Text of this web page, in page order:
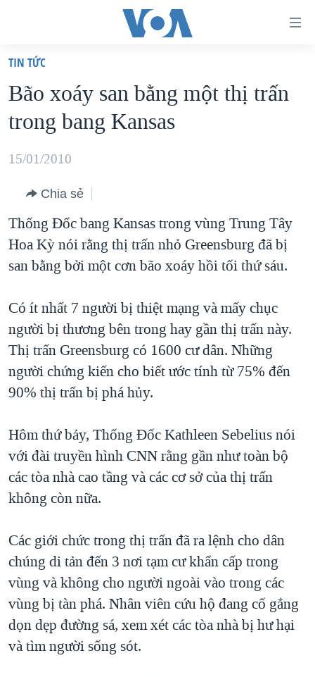
truy
cập
Tới
dung
chính
điều
hướng
chính
tới
"Tìm"
VIỆT NAM
HOA KỲ
BIỂN ĐÔNG
BLOG
DIỄN ĐÀN
MỤC
VẠCH TRẦN TIN GIẢ
NGƯỜI VIỆT HẢI NGOẠI
ĐỜI SỐNG
SỨC KHOẺ
VĂN HOÁ
THỂ THAO
GIÁO DỤC
CHUYÊN ĐỀ
CHIẾN TRANH THƯƠNG MẠI CỦA MỸ: QUÁ KHỨ VÀ HIỆN
HÀNH TRÌNH BẦU CỬ 2024
MỘT NĂM CHIẾN TRANH TẠI DẢI GAZA
GIẢI MÃ VÀNH ĐAI & CON ĐƯỜNG
TRỊNH VĨNH BÌNH - NGƯỜI HẠ 'BÊN THẮNG CUỘC'
GROUND ZERO – XƯA VÀ NAY
CHI PHÍ CHIẾN TRANH AFGHANISTAN
THƯỢNG ĐỈNH TRUMP-KIM TẠI VIỆT NAM
TRỊNH VĨNH BÌNH VS. CHÍNH PHỦ VIỆT NAM
NGƯ DÂN VIỆT VÀ LÀN SÓNG TRỘM HẢI SÂM
BÊN KIA QUỐC LỘ: TIẾNG VỌNG TỪ NÔNG THÔN MỸ
QUAN HỆ VIỆT MỸ
HỌC TIẾNG ANH
VIDEO
NGHE
MẠNG XÃ HỘI
Ngôn ngữ khác
TIN TỨC
Bão xoáy san bằng một thị trấn
trong bang Kansas
15/01/2010
Chia sẻ
Thống Đốc bang Kansas trong vùng Trung Tây
Hoa Kỳ nói rằng thị trấn nhỏ Greensburg đã bị
san bằng bởi một cơn bão xoáy hồi tối thứ sáu.
Có ít nhất 7 người bị thiệt mạng và mấy chục
người bị thương bên trong hay gần thị trấn này.
Thị trấn Greensburg có 1600 cư dân. Những
người chứng kiến cho biết ước tính từ 75% đến
90% thị trấn bị phá hủy.
Hôm thứ bảy, Thống Đốc Kathleen Sebelius nói
với đài truyền hình CNN rằng gần như toàn bộ
các tòa nhà cao tầng và các cơ sở của thị trấn
không còn nữa.
Các giới chức trong thị trấn đã ra lệnh cho dân
chúng di tản đến 3 nơi tạm cư khẩn cấp trong
vùng và không cho người ngoài vào trong các
vùng bị tàn phá. Nhân viên cứu hộ đang cố gắng
dọn dẹp đường sá, xem xét các tòa nhà bị hư hại
và tìm người sống sót.